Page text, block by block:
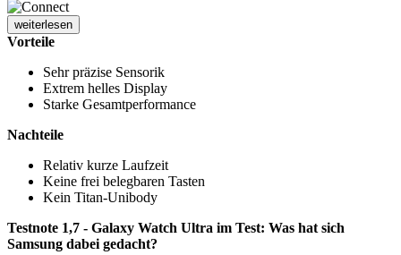
weiterlesen
Vorteile
Sehr präzise Sensorik
Extrem helles Display
Starke Gesamtperformance
Nachteile
Relativ kurze Laufzeit
Keine frei belegbaren Tasten
Kein Titan-Unibody
Testnote 1,7 - Galaxy Watch Ultra im Test: Was hat sich
Samsung dabei gedacht?